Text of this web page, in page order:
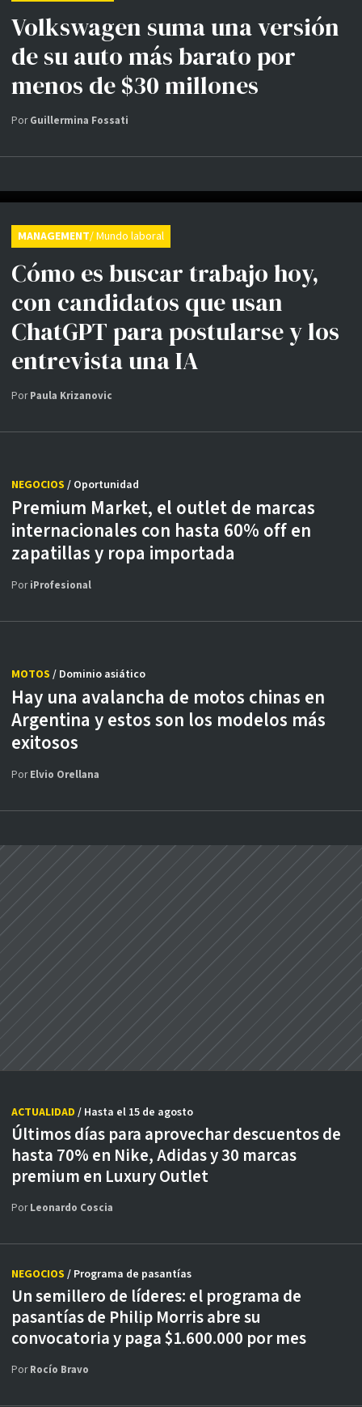
Volkswagen suma una versión
de su auto más barato por
menos de $30 millones
PorGuillermina Fossati
Cómo es buscar trabajo hoy,
con candidatos que usan
ChatGPT para postularse y los
entrevista una IA
MANAGEMENT/ Mundo laboral
PorPaula Krizanovic
Premium Market, el outlet de marcas
internacionales con hasta 60% off en
zapatillas y ropa importada
NEGOCIOS / Oportunidad
PoriProfesional
Hay una avalancha de motos chinas en
Argentina y estos son los modelos más
exitosos
MOTOS / Dominio asiático
PorElvio Orellana
Últimos días para aprovechar descuentos de
hasta 70% en Nike, Adidas y 30 marcas
premium en Luxury Outlet
ACTUALIDAD / Hasta el 15 de agosto
PorLeonardo Coscia
Un semillero de líderes: el programa de
pasantías de Philip Morris abre su
convocatoria y paga $1.600.000 por mes
NEGOCIOS / Programa de pasantías
PorRocío Bravo